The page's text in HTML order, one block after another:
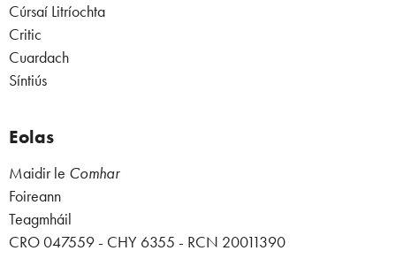
Cúrsaí Litríochta
Critic
Cuardach
Síntiús
Eolas
Maidir le Comhar
Foireann
Teagmháil
CRO 047559 - CHY 6355 - RCN 20011390